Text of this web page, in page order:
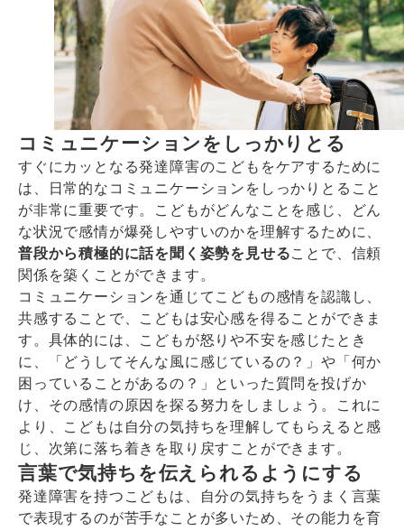
コミュニケーションをしっかりとる
すぐにカッとなる発達障害のこどもをケアするために
は、日常的なコミュニケーションをしっかりとること
が非常に重要です。こどもがどんなことを感じ、どん
な状況で感情が爆発しやすいのかを理解するために、
普段から積極的に話を聞く姿勢を見せることで、信頼
関係を築くことができます。
コミュニケーションを通じてこどもの感情を認識し、
共感することで、こどもは安心感を得ることができま
す。具体的には、こどもが怒りや不安を感じたとき
に、「どうしてそんな風に感じているの？」や「何か
困っていることがあるの？」といった質問を投げか
け、その感情の原因を探る努力をしましょう。これに
より、こどもは自分の気持ちを理解してもらえると感
じ、次第に落ち着きを取り戻すことができます。
言葉で気持ちを伝えられるようにする
発達障害を持つこどもは、自分の気持ちをうまく言葉
で表現するのが苦手なことが多いため、その能力を育